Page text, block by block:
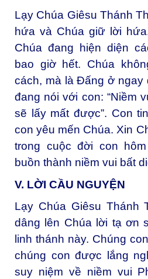
Lạy Chúa Giêsu Thánh
hứa và Chúa giữ lời
Chúa đang hiện diện
bao giờ hết. Chúa
cách, mà là Đấng ở ngay
đang nói với con: “Niềm
sẽ lấy mất được”. Con
con yêu mến Chúa. Xin
trong cuộc đời con
buồn thành niềm vui bất
V. LỜI CẦU NGUYỆN
Lạy Chúa Giêsu Thánh
dâng lên Chúa lời tạ ơn
linh thánh này. Chúng
chúng con được lắng
suy niệm về niềm vui